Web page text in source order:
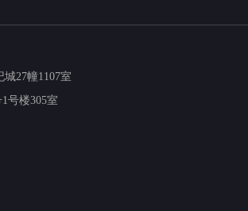
27幢1107室
号楼305室